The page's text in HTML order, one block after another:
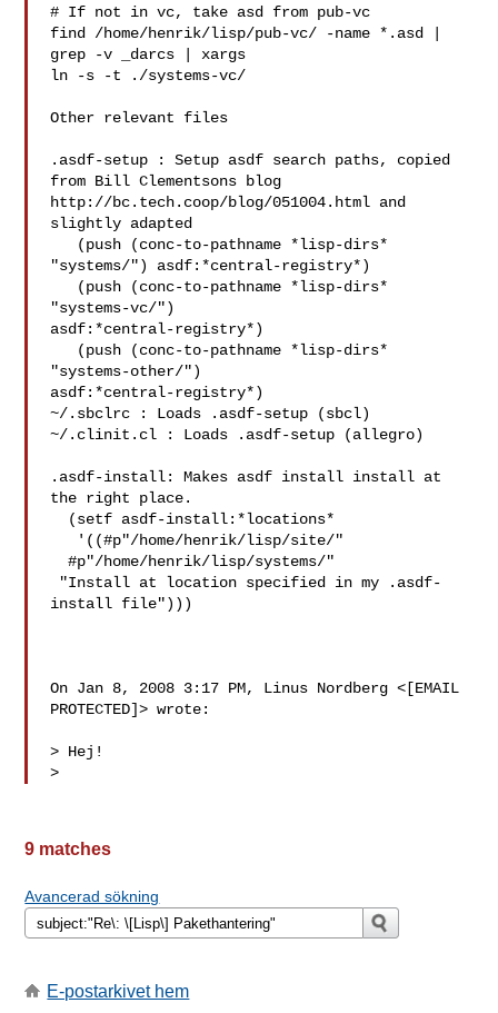
# If not in vc, take asd from pub-vc
find /home/henrik/lisp/pub-vc/ -name *.asd |
grep -v _darcs | xargs
ln -s -t ./systems-vc/
Other relevant files
.asdf-setup : Setup asdf search paths, copied
from Bill Clementsons blog
http://bc.tech.coop/blog/051004.html and
slightly adapted
"systems/") asdf:*central-registry*)
"systems-vc/")
asdf:*central-registry*)
"systems-other/")
asdf:*central-registry*)
~/.sbclrc : Loads .asdf-setup (sbcl)
~/.clinit.cl : Loads .asdf-setup (allegro)
.asdf-install: Makes asdf install install at
the right place.
  #p"/home/henrik/lisp/systems/"
install file")))
On Jan 8, 2008 3:17 PM, Linus Nordberg <[EMAIL
PROTECTED]> wrote:
> Hej!
>
9 matches
Avancerad sökning
E-postarkivet hem